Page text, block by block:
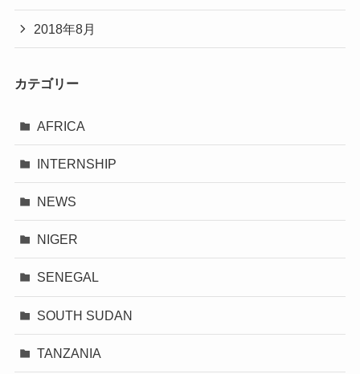
2018年8月
カテゴリー
AFRICA
INTERNSHIP
NEWS
NIGER
SENEGAL
SOUTH SUDAN
TANZANIA